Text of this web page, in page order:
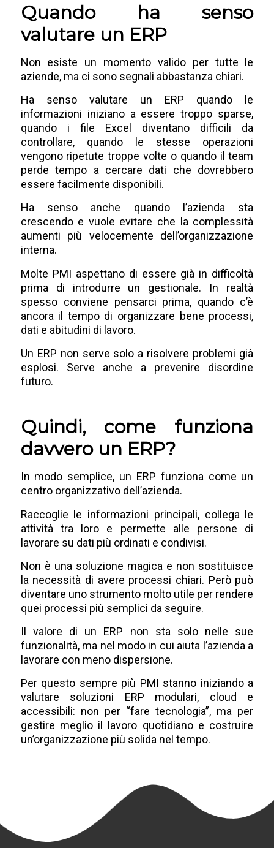
Quando ha senso
valutare un ERP
Non esiste un momento valido per tutte le
aziende, ma ci sono segnali abbastanza chiari.
Ha senso valutare un ERP quando le
informazioni iniziano a essere troppo sparse,
quando i file Excel diventano difficili da
controllare, quando le stesse operazioni
vengono ripetute troppe volte o quando il team
perde tempo a cercare dati che dovrebbero
essere facilmente disponibili.
Ha senso anche quando l’azienda sta
crescendo e vuole evitare che la complessità
aumenti più velocemente dell’organizzazione
interna.
Molte PMI aspettano di essere già in difficoltà
prima di introdurre un gestionale. In realtà
spesso conviene pensarci prima, quando c’è
ancora il tempo di organizzare bene processi,
dati e abitudini di lavoro.
Un ERP non serve solo a risolvere problemi già
esplosi. Serve anche a prevenire disordine
futuro.
Quindi, come funziona
davvero un ERP?
In modo semplice, un ERP funziona come un
centro organizzativo dell’azienda.
Raccoglie le informazioni principali, collega le
attività tra loro e permette alle persone di
lavorare su dati più ordinati e condivisi.
Non è una soluzione magica e non sostituisce
la necessità di avere processi chiari. Però può
diventare uno strumento molto utile per rendere
quei processi più semplici da seguire.
Il valore di un ERP non sta solo nelle sue
funzionalità, ma nel modo in cui aiuta l’azienda a
lavorare con meno dispersione.
Per questo sempre più PMI stanno iniziando a
valutare soluzioni ERP modulari, cloud e
accessibili: non per “fare tecnologia”, ma per
gestire meglio il lavoro quotidiano e costruire
un’organizzazione più solida nel tempo.